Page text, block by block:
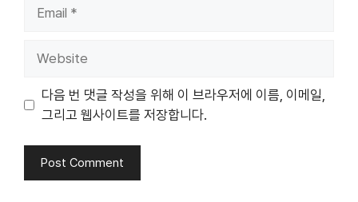
다음 번 댓글 작성을 위해 이 브라우저에 이름, 이메일,
그리고 웹사이트를 저장합니다.